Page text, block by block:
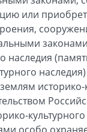
или
наследия